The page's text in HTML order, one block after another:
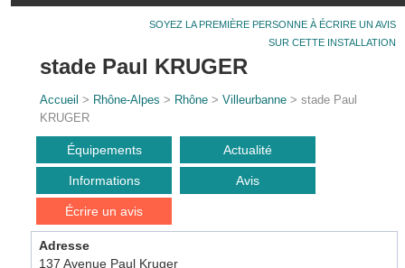
SOYEZ LA PREMIÈRE PERSONNE À ÉCRIRE UN AVIS
SUR CETTE INSTALLATION
stade Paul KRUGER
Accueil > Rhône-Alpes > Rhône >Villeurbanne > stade Paul
KRUGER
Équipements Actualité
Informations Avis
Écrire un avis
Adresse
137 Avenue Paul Kruger